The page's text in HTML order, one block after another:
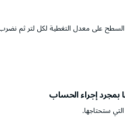
على معدل التغطية لكل لتر ثم نضرب
إجراء الحساب